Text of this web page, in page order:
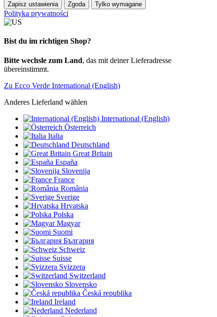
Zapisz ustawienia Zgoda Tylko wymagane
Polityka prywatności
Bist du im richtigen Shop?
Bitte wechsle zum Land, das mit deiner Lieferadresse
übereinstimmt.
Zu Ecco Verde International (English)
Anderes Lieferland wählen
International (English)
Österreich
Italia
Deutschland
Great Britain
España
Slovenija
France
România
Sverige
Hrvatska
Polska
Magyar
Suomi
България
Schweiz
Suisse
Svizzera
Switzerland
Slovensko
Česká republika
Ireland
Nederland